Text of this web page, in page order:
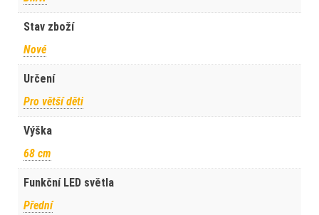
Stav zboží
Nové
Určení
Pro větší děti
Výška
68 cm
Funkční LED světla
Přední